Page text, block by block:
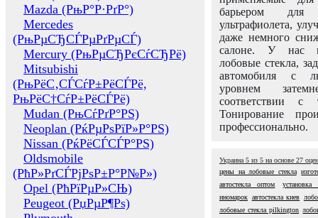
Mazda (РњР°Р·РґР°)
Mercedes
(РњРµСЂСЃРµРґРµСЃ)
Mercury (РњРµСЂРєСѓСЂРё)
Mitsubishi
(РњРёС‚СЃСѓР±РёСЃРё,
РњРёС†СѓР±РёСЃРё)
Mudan (РњСѓРґР°РЅ)
Neoplan (РќРµРѕРїР»Р°РЅ)
Nissan (РќРёСЃСЃР°РЅ)
Oldsmobile
(РћР»РґСЃРјРѕР±Р°Р№Р»)
Opel (РћРїРµР»СЊ)
Peugeot (РџРµР¶Рѕ)
барьером для
ультрафиолета,
даже немного
салоне. У нас
лобовые стекла,
автомобиля с
уровнем
соответствии с
Тонирование
профессионально.
Украина 5 из 5 на основе 27
цены на лобовые стекла
автостекла оптом
установка
иномарок автостекла киев
лобовые стекла pilkington